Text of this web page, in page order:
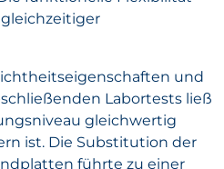
und
Labortests ließ
gleichwertig
ist. Die Substitution der
führte zu einer